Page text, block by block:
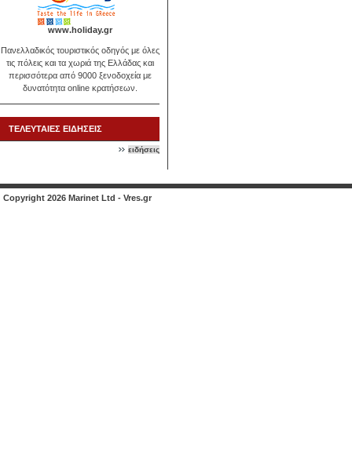
www.holiday.gr
Πανελλαδικός τουριστικός οδηγός με όλες
τις πόλεις και τα χωριά της Ελλάδας και
περισσότερα από 9000 ξενοδοχεία με
δυνατότητα online κρατήσεων.
ΤΕΛΕΥΤΑΙΕΣ ΕΙΔΗΣΕΙΣ
ειδήσεις
Copyright 2026 Marinet Ltd - Vres.gr